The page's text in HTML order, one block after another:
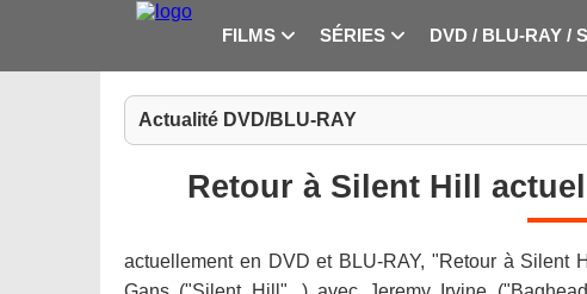
FILMS SÉRIES DVD / BLU-RAY /
Actualité DVD/BLU-RAY
Retour à Silent Hill
actuellement en DVD et BLU-RAY, "Retour à Silent